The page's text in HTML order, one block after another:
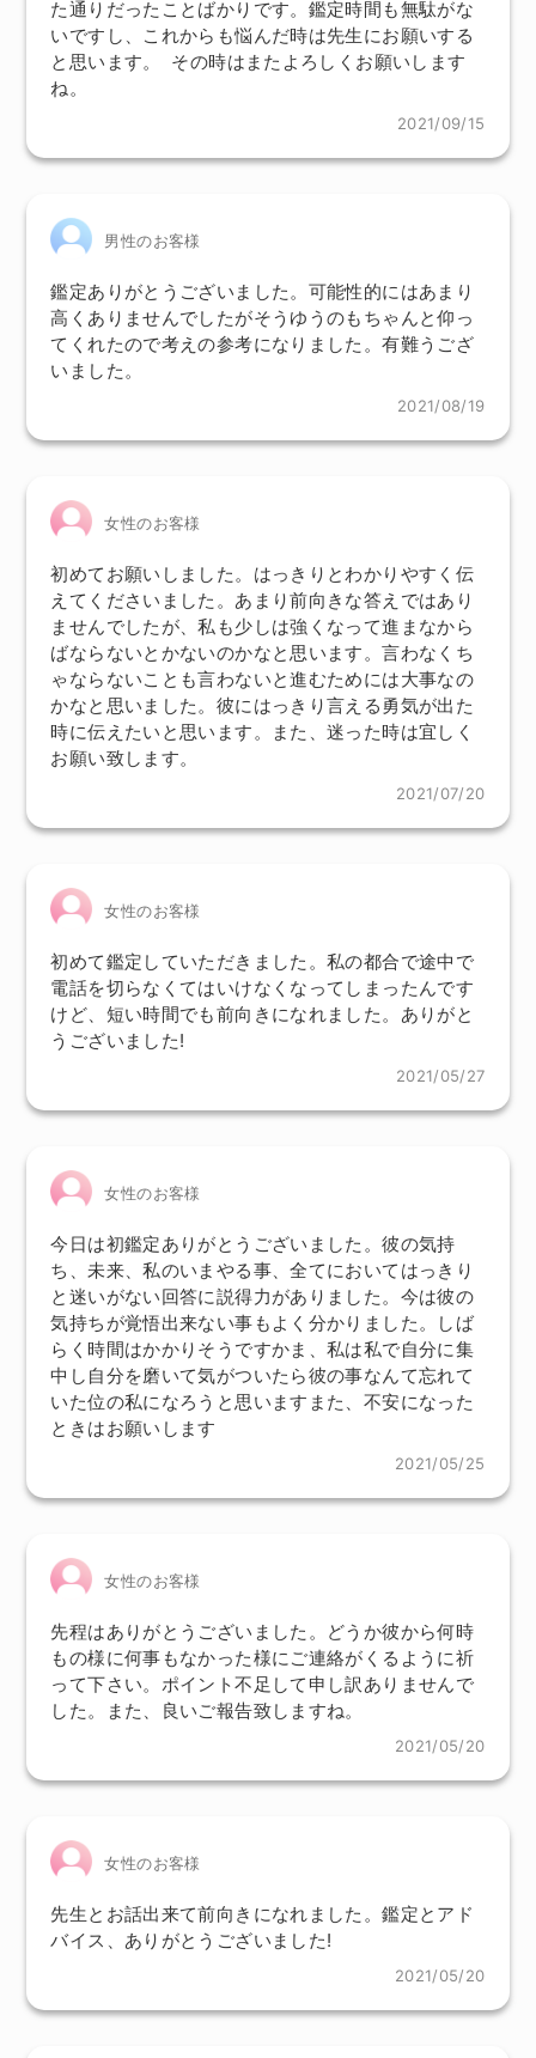
た通りだったことばかりです。鑑定時間も無駄がな
いですし、これからも悩んだ時は先生にお願いする
と思います。 その時はまたよろしくお願いします
ね。
2021/09/15
男性のお客様
鑑定ありがとうございました。可能性的にはあまり
高くありませんでしたがそうゆうのもちゃんと仰っ
てくれたので考えの参考になりました。有難うござ
いました。
2021/08/19
女性のお客様
初めてお願いしました。はっきりとわかりやすく伝
えてくださいました。あまり前向きな答えではあり
ませんでしたが、私も少しは強くなって進まなから
ばならないとかないのかなと思います。言わなくち
ゃならないことも言わないと進むためには大事なの
かなと思いました。彼にはっきり言える勇気が出た
時に伝えたいと思います。また、迷った時は宜しく
お願い致します。
2021/07/20
女性のお客様
初めて鑑定していただきました。私の都合で途中で
電話を切らなくてはいけなくなってしまったんです
けど、短い時間でも前向きになれました。ありがと
うございました!
2021/05/27
女性のお客様
今日は初鑑定ありがとうございました。彼の気持
ち、未来、私のいまやる事、全てにおいてはっきり
と迷いがない回答に説得力がありました。今は彼の
気持ちが覚悟出来ない事もよく分かりました。しば
らく時間はかかりそうですかま、私は私で自分に集
中し自分を磨いて気がついたら彼の事なんて忘れて
いた位の私になろうと思いますまた、不安になった
ときはお願いします
2021/05/25
女性のお客様
先程はありがとうございました。どうか彼から何時
もの様に何事もなかった様にご連絡がくるように祈
って下さい。ポイント不足して申し訳ありませんで
した。また、良いご報告致しますね。
2021/05/20
女性のお客様
先生とお話出来て前向きになれました。鑑定とアド
バイス、ありがとうございました!
2021/05/20